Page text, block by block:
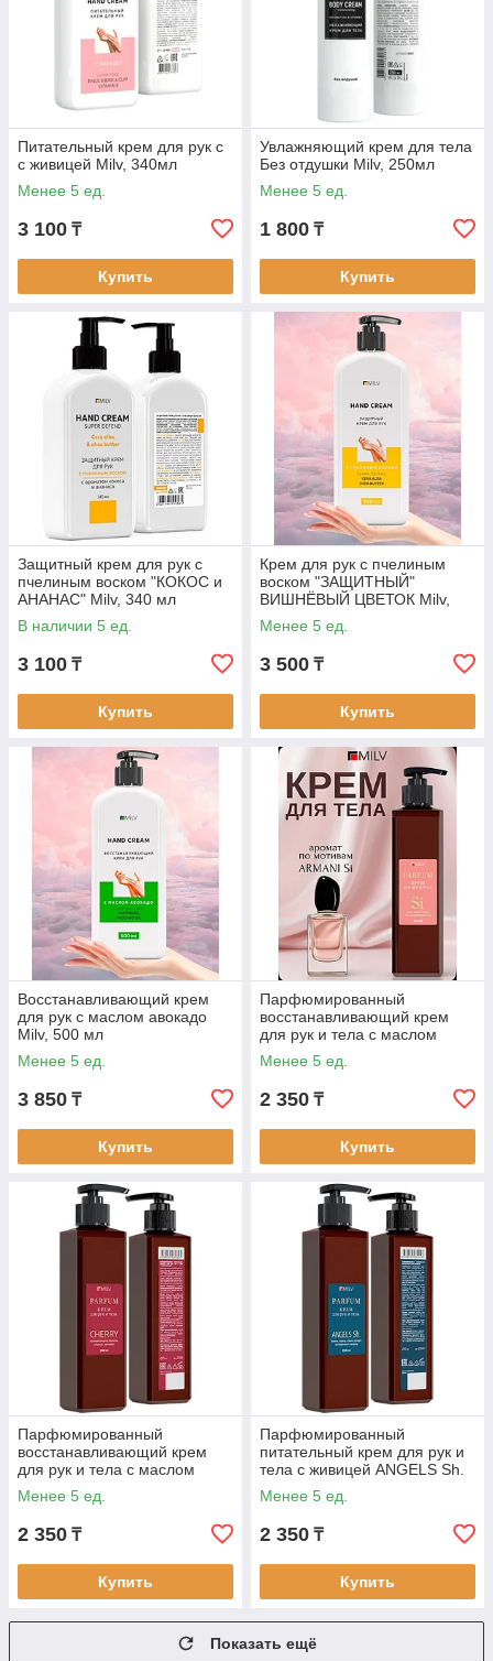
Питательный крем для рук c
с живицей Milv, 340мл
Менее 5 ед.
3 100 ₸
Купить
Увлажняющий крем для тела
Без отдушки Milv, 250мл
Менее 5 ед.
1 800 ₸
Купить
Защитный крем для рук с
пчелиным воском "КОКОС и
АНАНАС" Milv, 340 мл
В наличии 5 ед.
3 100 ₸
Купить
Крем для рук с пчелиным
воском "ЗАЩИТНЫЙ"
ВИШНЁВЫЙ ЦВЕТОК Milv,
500 мл
Менее 5 ед.
3 500 ₸
Купить
Восстанавливающий крем
для рук с маслом авокадо
Milv, 500 мл
Менее 5 ед.
3 850 ₸
Купить
Парфюмированный
восстанавливающий крем
для рук и тела с маслом
авокадо. Si Milv, 250 мл
Менее 5 ед.
2 350 ₸
Купить
Парфюмированный
восстанавливающий крем
для рук и тела с маслом
авокадо CHERRY Milv , 250
мл
Менее 5 ед.
2 350 ₸
Купить
Парфюмированный
питательный крем для рук и
тела с живицей ANGELS Sh.
Milv, 250 мл
Менее 5 ед.
2 350 ₸
Купить
Показать ещё